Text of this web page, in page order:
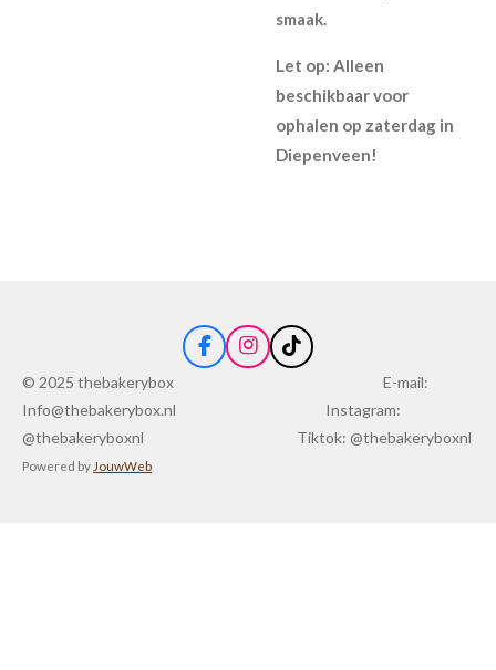
smaak.
Let op: Alleen
beschikbaar voor
ophalen op zaterdag in
Diepenveen!
F
a
I
n
T
i
o
© 2025 thebakerybox E-mail:
Info@thebakerybox.nl Instagram:
@thebakeryboxnl Tiktok: @thebakeryboxnl
Powered by JouwWeb